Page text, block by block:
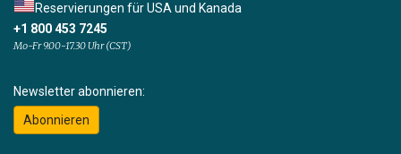
Reservierungen für USA und Kanada
+1 800 453 7245
Mo-Fr 9.00-17.30 Uhr (CST)
Newsletter abonnieren:
Abonnieren